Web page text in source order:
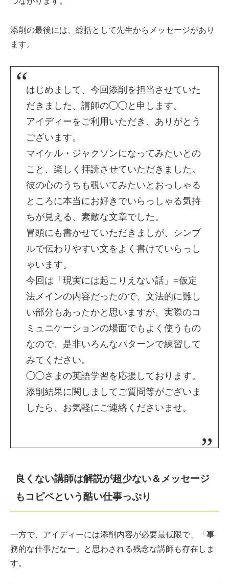
添削の最後には、総括として先生からメッセージがあり
ます。
はじめまして、今回添削を担当させていた
だきました、講師の◯◯と申します。
アイディーをご利用いただき、ありがとう
ございます。
マイケル・ジャクソンになってみたいとの
こと、楽しく拝読させていただきました。
彼の心のうちも覗いてみたいとおっしゃる
ところに本当にお好きでいらっしゃる気持
ちが見える、素敵な文章でした。
冒頭にも書かせていただきましが、シンブ
ルで伝わりやすい文をよく書けていらっし
ゃいます。
今回は「現実には起こりえない話」=仮定
法メインの内容だったので、文法的に難し
い部分もあったかと思いますが、実際のコ
ミュニケーションの場面でもよく使うもの
なので、是非いろんなパターンで練習して
みてください。
◯◯さまの英語学習を応援しております。
添削結果に関しましてご質問等がございま
したら、お気軽にご連絡くださいませ。
良くない講師は解説が超少ない＆メッセージ
もコピペという酷い仕事っぷり
一方で、アイディーには添削内容が必要最低限で、「事
務的な仕事だなー」と思わされる残念な講師も存在しま
す。